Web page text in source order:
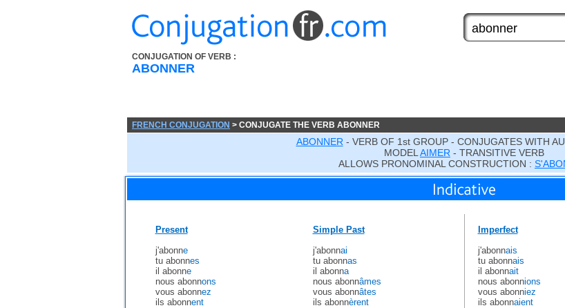
CONJUGATION OF VERB :
ABONNER
FRENCH CONJUGATION > CONJUGATE THE VERB ABONNER
ABONNER - VERB OF 1st GROUP - CONJUGATES WITH
MODEL AIMER - TRANSITIVE VERB
ALLOWS PRONOMINAL CONSTRUCTION :
Present
j'abonne
tu abonnes
il abonne
nous abonnons
vous abonnez
ils abonnent
Simple Past
j'abonnai
tu abonnas
il abonna
nous abonnâmes
vous abonnâtes
ils abonnèrent
Imperfect
j'abonnais
tu abonnais
il abonnait
nous abonnions
vous abonniez
ils abonnaient